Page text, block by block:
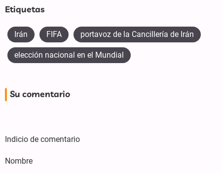
Etiquetas
Irán FIFA portavoz de la Cancillería de Irán
elección nacional en el Mundial
Su comentario
Indicio de comentario
Nombre